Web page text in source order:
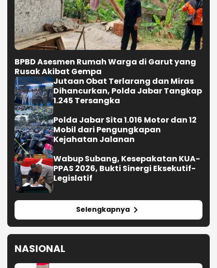
BPBD Asesmen Rumah Warga di Garut yang
Rusak Akibat Gempa
Jutaan Obat Terlarang dan Miras
Dihancurkan, Polda Jabar Tangkap
1.245 Tersangka
Polda Jabar Sita 1.016 Motor dan 12
Mobil dari Pengungkapan
Kejahatan Jalanan
Wabup Subang, Kesepakatan KUA-
PPAS 2026, Bukti Sinergi Eksekutif-
Legislatif
Selengkapnya
NASIONAL